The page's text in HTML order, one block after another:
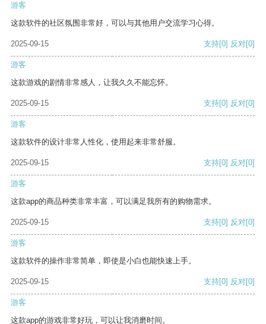
游客
这款软件的社区氛围非常好，可以与其他用户交流学习心得。
2025-09-15 支持[0] 反对[0]
游客
这款游戏的剧情非常感人，让我久久不能忘怀。
2025-09-15 支持[0] 反对[0]
游客
这款软件的设计非常人性化，使用起来非常舒服。
2025-09-15 支持[0] 反对[0]
游客
这款app的商品种类非常丰富，可以满足我所有的购物需求。
2025-09-15 支持[0] 反对[0]
游客
这款软件的操作非常简单，即使是小白也能快速上手。
2025-09-15 支持[0] 反对[0]
游客
这款app的游戏非常好玩，可以让我消磨时间。